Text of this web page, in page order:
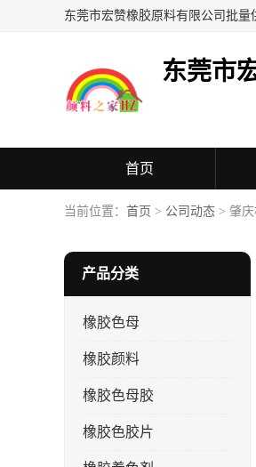
东莞市
首页
当前位置： 首页 > 公司动态 > 肇
产品分类
橡胶色母
橡胶颜料
橡胶色母胶
橡胶色胶片